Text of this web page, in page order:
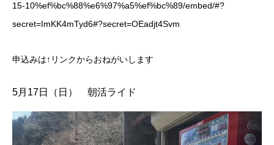
15-10%ef%bc%88%e6%97%a5%ef%bc%89/embed/#?
secret=ImKK4mTyd6#?secret=OEadjt4Svm
申込みは↑リンクからおねがいします
5月17日（日） 朝活ライド